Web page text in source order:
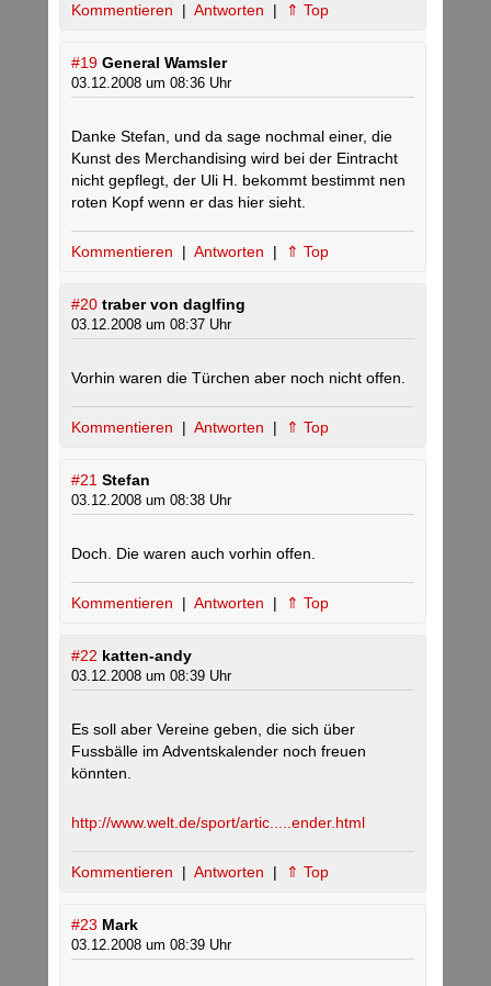
Kommentieren | Antworten | ⇑ Top
#19 General Wamsler
03.12.2008 um 08:36 Uhr
Danke Stefan, und da sage nochmal einer, die
Kunst des Merchandising wird bei der Eintracht
nicht gepflegt, der Uli H. bekommt bestimmt nen
roten Kopf wenn er das hier sieht.
Kommentieren | Antworten | ⇑ Top
#20 traber von daglfing
03.12.2008 um 08:37 Uhr
Vorhin waren die Türchen aber noch nicht offen.
Kommentieren | Antworten | ⇑ Top
#21 Stefan
03.12.2008 um 08:38 Uhr
Doch. Die waren auch vorhin offen.
Kommentieren | Antworten | ⇑ Top
#22 katten-andy
03.12.2008 um 08:39 Uhr
Es soll aber Vereine geben, die sich über
Fussbälle im Adventskalender noch freuen
könnten.
http://www.welt.de/sport/artic.....ender.html
Kommentieren | Antworten | ⇑ Top
#23 Mark
03.12.2008 um 08:39 Uhr